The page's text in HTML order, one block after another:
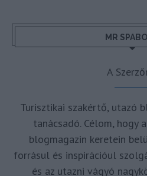
MR
A
Turisztikai szakértő, utazó
tanácsadó. Célom, hogy
blogmagazin keretein
forrásul és inspirációul
és az utazni vágyó